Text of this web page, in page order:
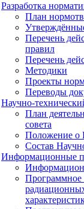
Разработка
План
Перечень
правил
Перечень
Методики
Проекты
Переводы
Научно-
План
совета
Положение о
Состав
Информационные
Программное